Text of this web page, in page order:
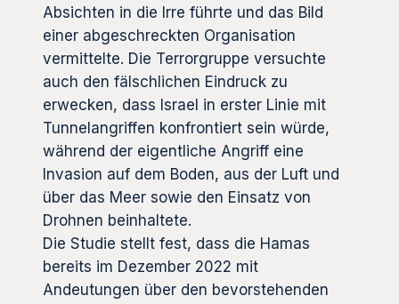
Absichten in die Irre führte und das Bild
einer abgeschreckten Organisation
vermittelte. Die Terrorgruppe versuchte
auch den fälschlichen Eindruck zu
erwecken, dass Israel in erster Linie mit
Tunnelangriffen konfrontiert sein würde,
während der eigentliche Angriff eine
Invasion auf dem Boden, aus der Luft und
über das Meer sowie den Einsatz von
Drohnen beinhaltete.
Die Studie stellt fest, dass die Hamas
bereits im Dezember 2022 mit
Andeutungen über den bevorstehenden